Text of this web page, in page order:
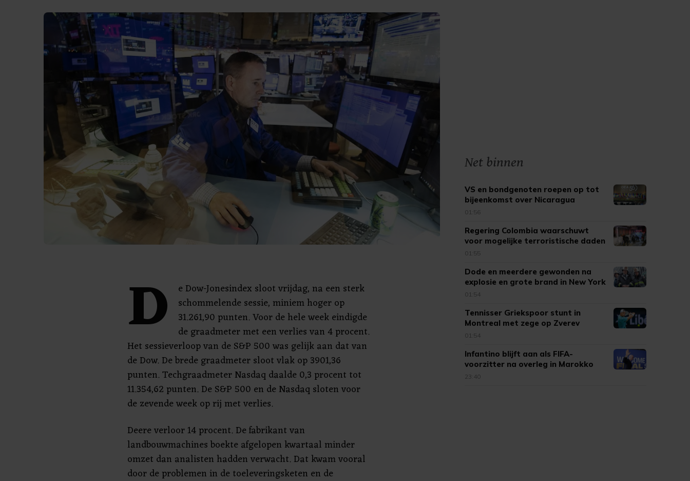
D
e Dow-Jonesindex sloot vrijdag, na een sterk
schommelende sessie, miniem hoger op
31.261,90 punten. Voor de hele week eindigde
de graadmeter met een verlies van 4 procent.
Het sessieverloop van de S&P 500 was gelijk aan dat van
de Dow. De brede graadmeter sloot vlak op 3901,36
punten. Techgraadmeter Nasdaq daalde 0,3 procent tot
11.354,62 punten. De S&P 500 en de Nasdaq sloten voor
de zevende week op rij met verlies.
Deere verloor 14 procent. De fabrikant van
landbouwmachines boekte afgelopen kwartaal minder
omzet dan analisten hadden verwacht. Dat kwam vooral
door de problemen in de toeleveringsketen en de
Net binnen
VS en bondgenoten roepen op tot
bijeenkomst over Nicaragua
01:56
Regering Colombia waarschuwt
voor mogelijke terroristische daden
01:55
Dode en meerdere gewonden na
explosie en grote brand in New York
01:54
Tennisser Griekspoor stunt in
Montreal met zege op Zverev
01:54
Infantino blijft aan als FIFA-
voorzitter na overleg in Marokko
23:40